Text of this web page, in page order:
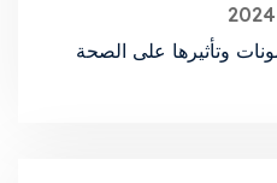
وتأثيرها على الصحة